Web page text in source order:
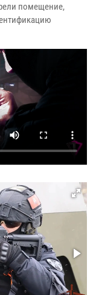
помещение,